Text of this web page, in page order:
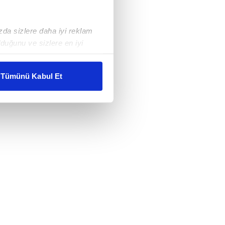
sizlere daha iyi reklam
ve sizlere en iyi
gösterilmeyecektir."
sunulması
ve sitemizde ilgili
Tümünü Kabul Et